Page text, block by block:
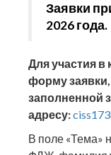
Заявки
2026 года.
Для участия в
форму
заполненной
адресу:
В поле «Тема»